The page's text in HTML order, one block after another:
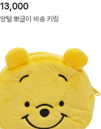
13,000
양털 뽀글이 비숑 키링